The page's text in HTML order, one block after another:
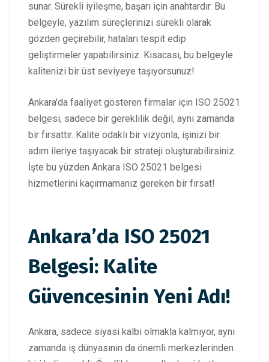
sunar. Sürekli iyileşme, başarı için anahtardır. Bu
belgeyle, yazılım süreçlerinizi sürekli olarak
gözden geçirebilir, hataları tespit edip
geliştirmeler yapabilirsiniz. Kısacası, bu belgeyle
kalitenizi bir üst seviyeye taşıyorsunuz!
Ankara'da faaliyet gösteren firmalar için ISO 25021
belgesi, sadece bir gereklilik değil, aynı zamanda
bir fırsattır. Kalite odaklı bir vizyonla, işinizi bir
adım ileriye taşıyacak bir strateji oluşturabilirsiniz.
İşte bu yüzden Ankara ISO 25021 belgesi
hizmetlerini kaçırmamanız gereken bir fırsat!
Ankara’da ISO 25021
Belgesi: Kalite
Güvencesinin Yeni Adı!
Ankara, sadece siyasi kalbi olmakla kalmıyor, aynı
zamanda iş dünyasının da önemli merkezlerinden